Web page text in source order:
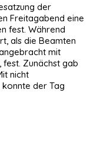
der
Freitagabend eine
fest. Während
als die Beamten
mit
Zunächst gab
nicht
der Tag